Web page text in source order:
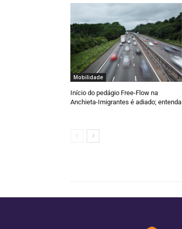
Mobilidade
Início do pedágio Free-Flow na
Anchieta-Imigrantes é adiado; entenda